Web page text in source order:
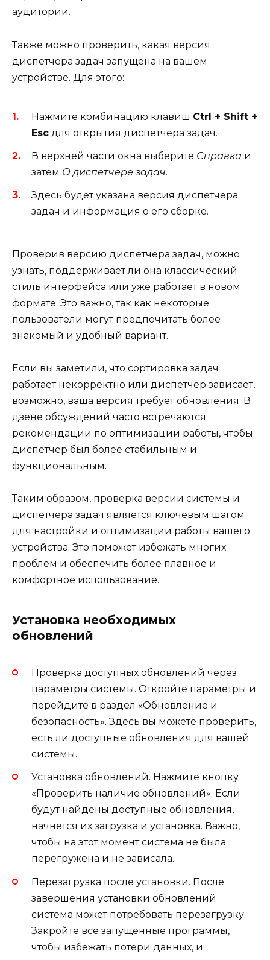
аудитории.
Также можно проверить, какая версия
диспетчера задач запущена на вашем
устройстве. Для этого:
Нажмите комбинацию клавиш Ctrl + Shift +
Esc для открытия диспетчера задач.
В верхней части окна выберите Справка и
затем О диспетчере задач.
Здесь будет указана версия диспетчера
задач и информация о его сборке.
Проверив версию диспетчера задач, можно
узнать, поддерживает ли она классический
стиль интерфейса или уже работает в новом
формате. Это важно, так как некоторые
пользователи могут предпочитать более
знакомый и удобный вариант.
Если вы заметили, что сортировка задач
работает некорректно или диспетчер зависает,
возможно, ваша версия требует обновления. В
дзене обсуждений часто встречаются
рекомендации по оптимизации работы, чтобы
диспетчер был более стабильным и
функциональным.
Таким образом, проверка версии системы и
диспетчера задач является ключевым шагом
для настройки и оптимизации работы вашего
устройства. Это поможет избежать многих
проблем и обеспечить более плавное и
комфортное использование.
Установка необходимых
обновлений
Проверка доступных обновлений через
параметры системы. Откройте параметры и
перейдите в раздел «Обновление и
безопасность». Здесь вы можете проверить,
есть ли доступные обновления для вашей
системы.
Установка обновлений. Нажмите кнопку
«Проверить наличие обновлений». Если
будут найдены доступные обновления,
начнется их загрузка и установка. Важно,
чтобы на этот момент система не была
перегружена и не зависала.
Перезагрузка после установки. После
завершения установки обновлений
система может потребовать перезагрузку.
Закройте все запущенные программы,
чтобы избежать потери данных, и